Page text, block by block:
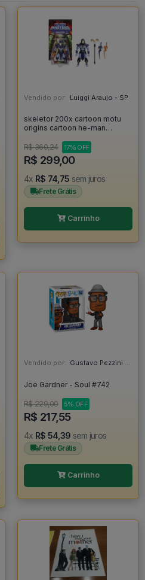
Vendido por: Luiggi Araujo - SP
skeletor 200x cartoon motu
origins cartoon he-man
cartoon esqueleto keldor
heman - Masters Of The
Universe
R$ 360,24 17% OFF
R$ 299,00
4x R$ 74,75 sem juros
Frete Grátis
Carrinho
Vendido por: Gustavo Pezzini - MG
Joe Gardner - Soul #742
R$ 229,00 5% OFF
R$ 217,55
4x R$ 54,39 sem juros
Frete Grátis
Carrinho